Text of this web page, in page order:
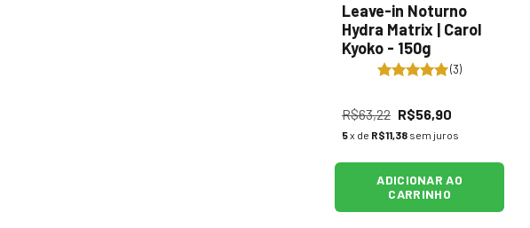
Leave-in Noturno
Hydra Matrix | Carol
Kyoko - 150g
(3)
R$63,22 R$56,90
5x de R$11,38 sem juros
ADICIONAR AO
CARRINHO